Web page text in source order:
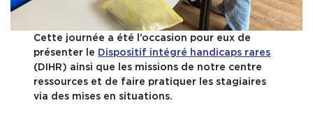
Cette journée a été l’occasion pour eux de
présenter le Dispositif intégré handicaps rares
(DIHR) ainsi que les missions de notre centre
ressources et de faire pratiquer les stagiaires
via des mises en situations.